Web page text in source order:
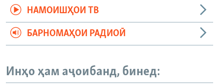
НАМОИШҲОИ ТВ
БАРНОМАҲОИ РАДИОӢ
Инҳо ҳам аҷоибанд, бинед: